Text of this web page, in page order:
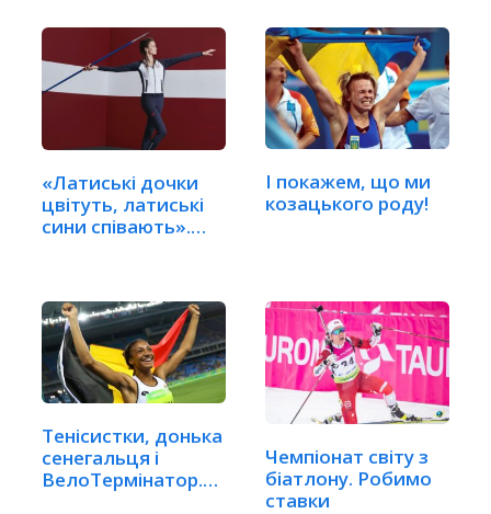
«Латиські дочки
цвітуть, латиські
сини співають».…
I покажем, що ми
козацького роду!
Тенісистки, донька
сенегальця і
ВелоТермінатор.…
Чемпіонат світу з
біатлону. Робимо
ставки